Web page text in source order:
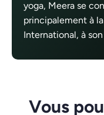
yoga, Meera se
principalement à
International, à
Vous